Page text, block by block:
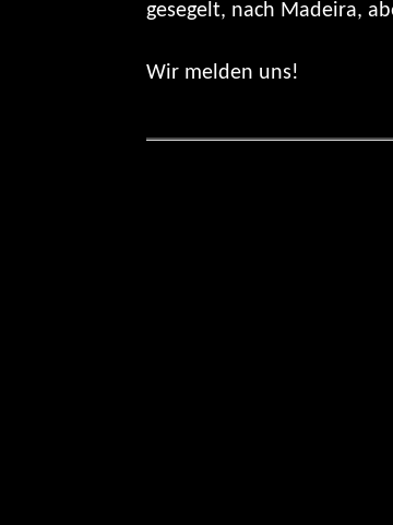
gesegelt, nach Madeira,
Wir melden uns!